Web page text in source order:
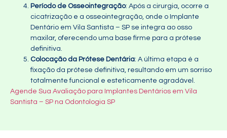
Período de Osseointegração: Após a cirurgia, ocorre a
cicatrização e a osseointegração, onde o Implante
Dentário em Vila Santista – SP se integra ao osso
maxilar, oferecendo uma base firme para a prótese
definitiva.
Colocação da Prótese Dentária: A última etapa é a
fixação da prótese definitiva, resultando em um sorriso
totalmente funcional e esteticamente agradável.
Agende Sua Avaliação para Implantes Dentários em Vila
Santista – SP na Odontologia SP